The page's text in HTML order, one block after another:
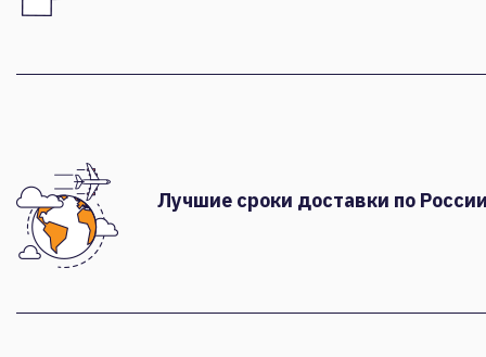
Лучшие сроки доставки по